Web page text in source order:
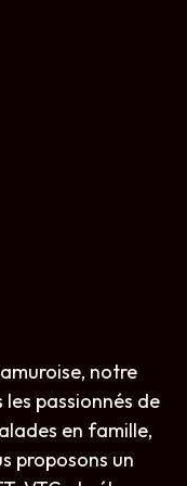
notre
passionnés de
en famille,
proposons un